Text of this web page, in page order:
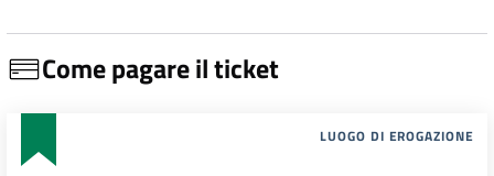
Come pagare il ticket
LUOGO DI EROGAZIONE